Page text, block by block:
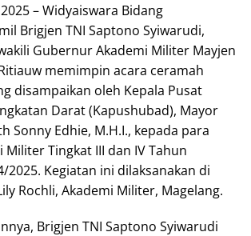
– Widyaiswara Bidang
Brigjen TNI Saptono Syiwarudi,
Gubernur Akademi Militer Mayjen
memimpin acara ceramah
disampaikan oleh Kepala Pusat
Darat (Kapushubad), Mayor
Sonny Edhie, M.H.I., kepada para
Militer Tingkat III dan IV Tahun
2025. Kegiatan ini dilaksanakan di
Rochli, Akademi Militer, Magelang.
Brigjen TNI Saptono Syiwarudi